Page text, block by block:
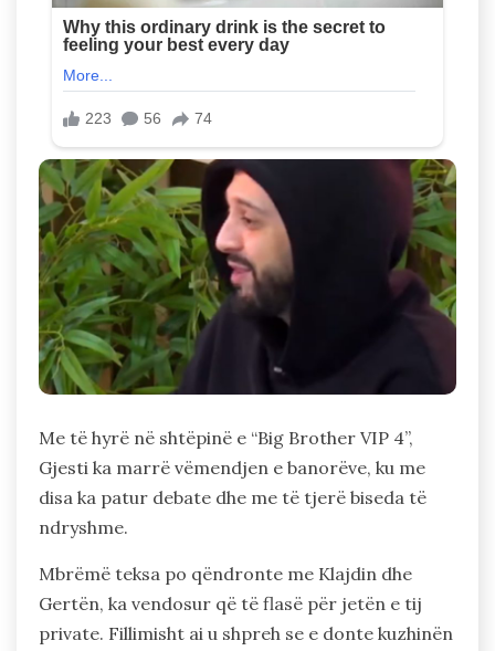
Me të hyrë në shtëpinë e “Big Brother VIP 4”,
Gjesti ka marrë vëmendjen e banorëve, ku me
disa ka patur debate dhe me të tjerë biseda të
ndryshme.
Mbrëmë teksa po qëndronte me Klajdin dhe
Gertën, ka vendosur që të flasë për jetën e tij
private. Fillimisht ai u shpreh se e donte kuzhinën